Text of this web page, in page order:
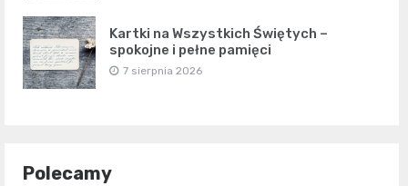
Kartki na Wszystkich Świętych –
spokojne i pełne pamięci
7 sierpnia 2026
Polecamy